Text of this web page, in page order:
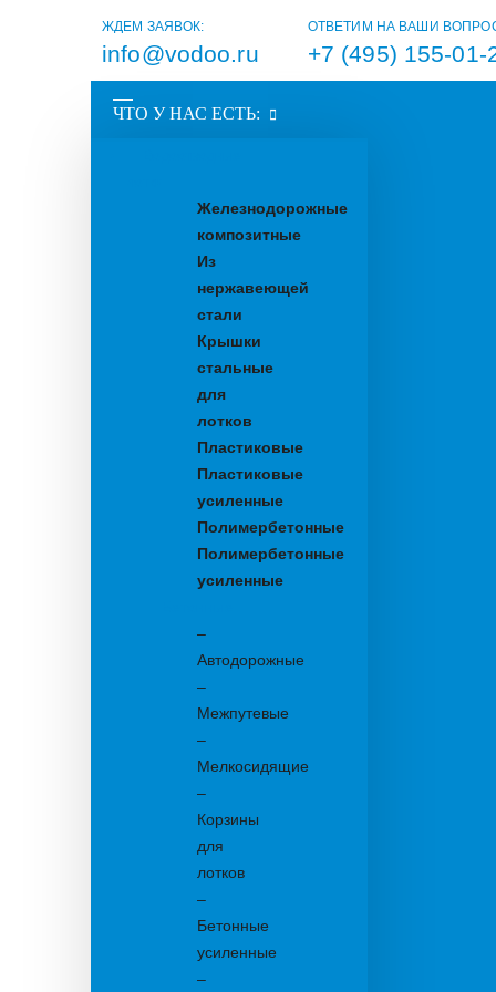
ЖДЕМ ЗАЯВОК:
info@vodoo.ru
ОТВЕТИМ НА ВАШИ
+7 (495) 155-01-
ЧТО У НАС ЕСТЬ:
Железнодорожные
композитные
Из
нержавеющей
стали
Крышки
стальные
для
лотков
Пластиковые
Пластиковые
усиленные
Полимербетонные
Полимербетонные
усиленные
–
Автодорожные
–
Межпутевые
–
Мелкосидящие
–
Корзины
для
лотков
–
Бетонные
усиленные
–